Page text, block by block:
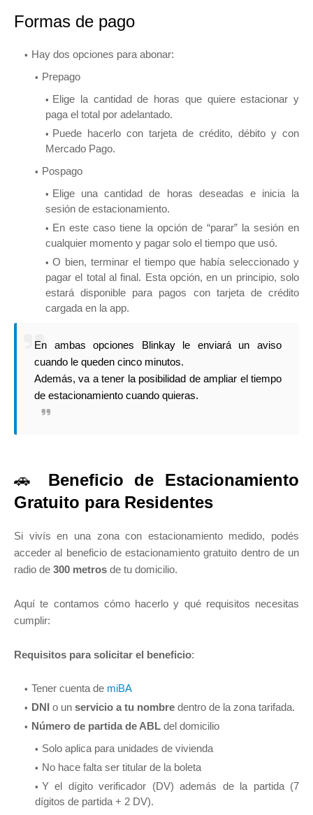
Formas de pago
Hay dos opciones para abonar:
Prepago
Elige la cantidad de horas que quiere estacionar y
paga el total por adelantado.
Puede hacerlo con tarjeta de crédito, débito y con
Mercado Pago.
Pospago
Elige una cantidad de horas deseadas e inicia la
sesión de estacionamiento.
En este caso tiene la opción de “parar” la sesión en
cualquier momento y pagar solo el tiempo que usó.
O bien, terminar el tiempo que había seleccionado y
pagar el total al final. Esta opción, en un principio, solo
estará disponible para pagos con tarjeta de crédito
cargada en la app.
En ambas opciones Blinkay le enviará un aviso
cuando le queden cinco minutos.
Además, va a tener la posibilidad de ampliar el tiempo
de estacionamiento cuando quieras.
🚗 Beneficio de Estacionamiento
Gratuito para Residentes
Si vivís en una zona con estacionamiento medido, podés
acceder al beneficio de estacionamiento gratuito dentro de un
radio de 300 metros de tu domicilio.
Aquí te contamos cómo hacerlo y qué requisitos necesitas
cumplir:
Requisitos para solicitar el beneficio:
Tener cuenta de miBA
DNI o un servicio a tu nombre dentro de la zona tarifada.
Número de partida de ABL del domicilio
Solo aplica para unidades de vivienda
No hace falta ser titular de la boleta
Y el dígito verificador (DV) además de la partida (7
dígitos de partida + 2 DV).